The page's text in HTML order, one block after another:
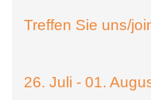
Treffen Sie uns/
26. Juli - 01.